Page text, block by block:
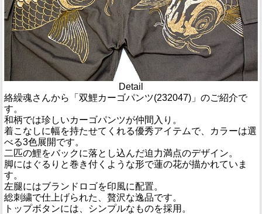
Detail
絡繰魂さんから「双鯉カーゴパンツ(232047)」のご紹介で
す。
和柄では珍しいカーゴパンツが仲間入り。
着こなしに幅を持たせてくれる優秀アイテムで、カラーは選
べる3色展開です。
二匹の鯉をバックに落とし込んだ迫力満点のデザイン。
脚にはぐるりと巻き付くような形で蓮の花が描かれていま
す。
左腿にはブランドロゴを印風に配置。
総刺繍で仕上げられた、贅沢な逸品です。
トップボタンには、シンプルなものを採用。